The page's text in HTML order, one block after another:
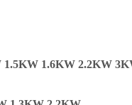
1.6KW 2.2KW